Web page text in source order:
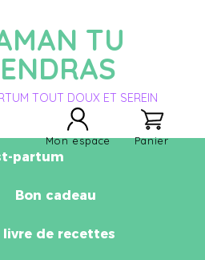
TU
TOUT DOUX ET SEREIN
partum
Bon cadeau
livre de recettes
Mon espace Panier